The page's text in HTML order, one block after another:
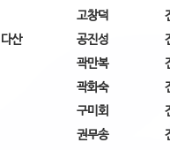
고창덕
다산
공진성
곽만복
곽화숙
구미회
권무송